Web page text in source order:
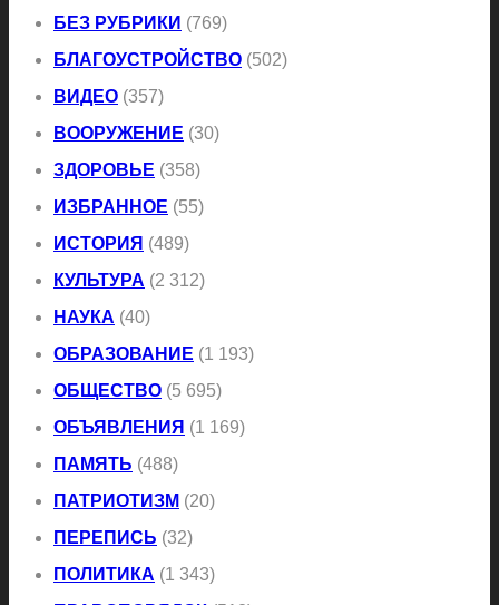
БЕЗ РУБРИКИ (769)
БЛАГОУСТРОЙСТВО (502)
ВИДЕО (357)
ВООРУЖЕНИЕ (30)
ЗДОРОВЬЕ (358)
ИЗБРАННОЕ (55)
ИСТОРИЯ (489)
КУЛЬТУРА (2 312)
НАУКА (40)
ОБРАЗОВАНИЕ (1 193)
ОБЩЕСТВО (5 695)
ОБЪЯВЛЕНИЯ (1 169)
ПАМЯТЬ (488)
ПАТРИОТИЗМ (20)
ПЕРЕПИСЬ (32)
ПОЛИТИКА (1 343)